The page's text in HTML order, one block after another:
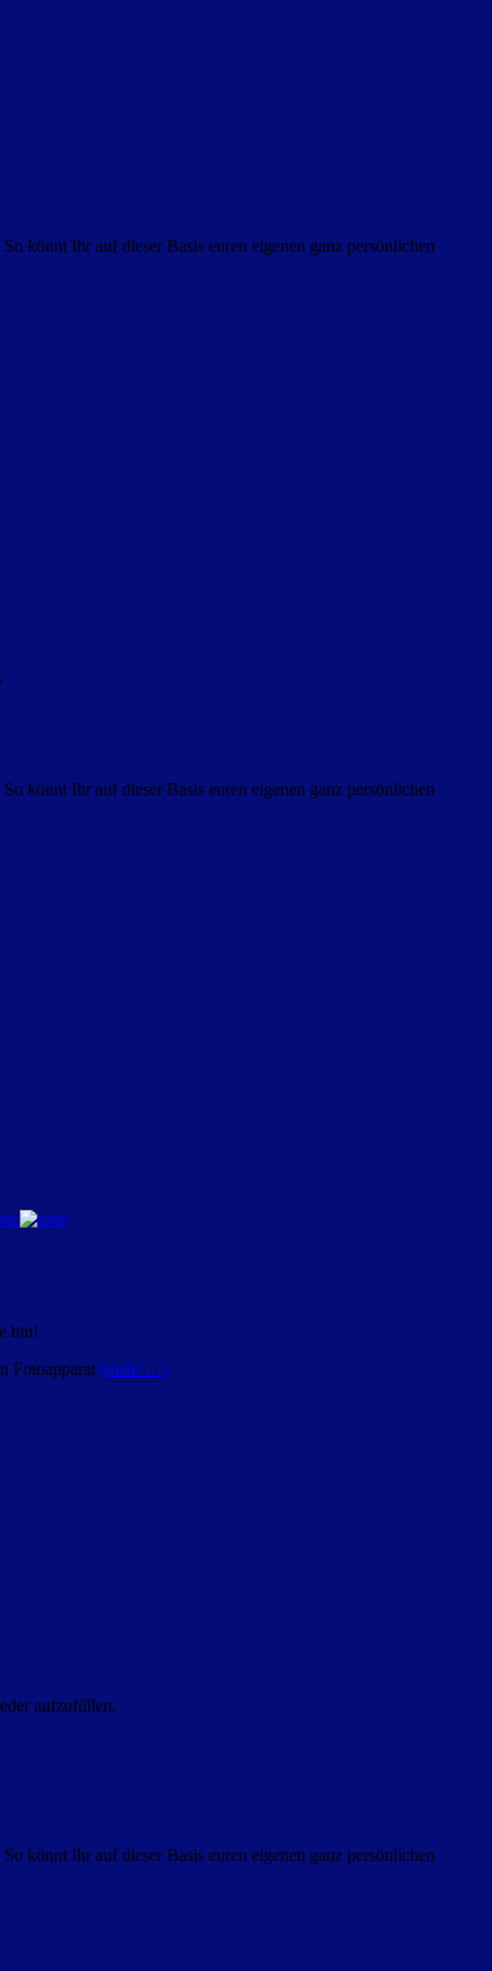
könnt Ihr auf dieser Basis euren eigenen ganz persönlichen
könnt Ihr auf dieser Basis euren eigenen ganz persönlichen
bin!
Fotoapparat (mehr …)
aufzufüllen.
könnt Ihr auf dieser Basis euren eigenen ganz persönlichen